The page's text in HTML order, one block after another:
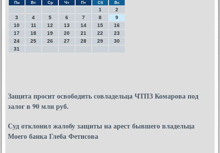
Пн Вт Ср Чт Пт Сб Вс
1
2
3
4 5 6 7 8
9
10
11 12 13 14 15
16
17
18 19 20 21 22
23
24
25 26 27 28 29
30
31
Защита просит освободить совладельца ЧТПЗ Комарова под
залог в 90 млн руб.
Суд отклонил жалобу защиты на арест бывшего владельца
Моего банка Глеба Фетисова